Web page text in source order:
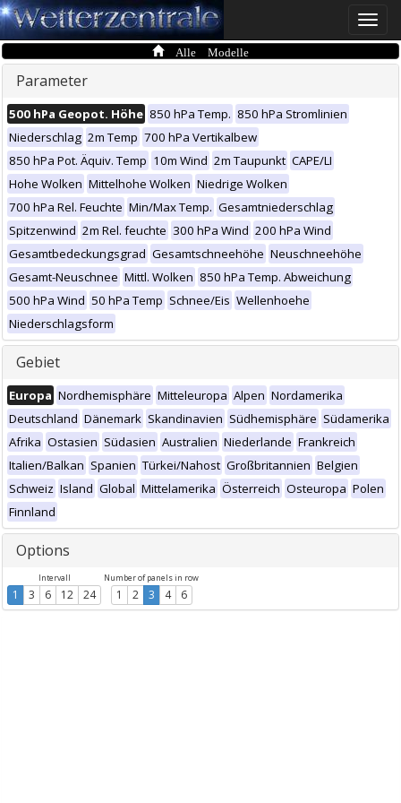
Toggle
Alle Modelle
Parameter
500 hPa Geopot. Höhe 850 hPa Temp. 850 hPa Stromlinien
Niederschlag 2m Temp 700 hPa Vertikalbew
850 hPa Pot. Äquiv. Temp 10m Wind 2m Taupunkt CAPE/LI
Hohe Wolken Mittelhohe Wolken Niedrige Wolken
700 hPa Rel. Feuchte Min/Max Temp. Gesamtniederschlag
Spitzenwind 2m Rel. feuchte 300 hPa Wind 200 hPa Wind
Gesamtbedeckungsgrad Gesamtschneehöhe Neuschneehöhe
Gesamt-Neuschnee Mittl. Wolken 850 hPa Temp. Abweichung
500 hPa Wind 50 hPa Temp Schnee/Eis Wellenhoehe
Niederschlagsform
Gebiet
Europa Nordhemisphäre Mitteleuropa Alpen Nordamerika
Deutschland Dänemark Skandinavien Südhemisphäre Südamerika
Afrika Ostasien Südasien Australien Niederlande Frankreich
Italien/Balkan Spanien Türkei/Nahost Großbritannien Belgien
Schweiz Island Global Mittelamerika Österreich Osteuropa Polen
Finnland
Options
Intervall
1 3 6 12 24
Number of panels in row
1 2 3 4 6